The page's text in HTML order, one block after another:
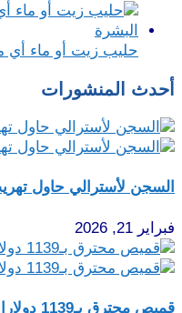
حليب زيت أو ماء أي
أحدث المنشورات
السجن لأسترالي حاول
فبراير 21, 2026
قميص محترق بـ1139 دولارا.. هل تفقد الموضة عقلها؟